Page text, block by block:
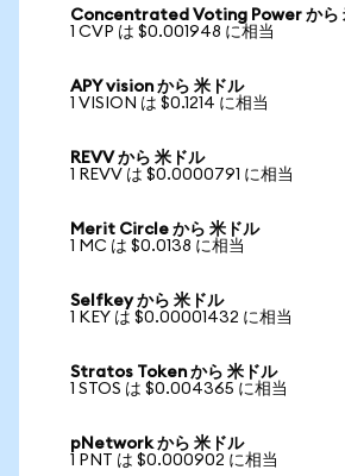
Concentrated Voting Power から
1 CVP は $0.001948 に相当
APY vision から 米ドル
1 VISION は $0.1214 に相当
REVV から 米ドル
1 REVV は $0.0000791 に相当
Merit Circle から 米ドル
1 MC は $0.0138 に相当
Selfkey から 米ドル
1 KEY は $0.00001432 に相当
Stratos Token から 米ドル
1 STOS は $0.004365 に相当
pNetwork から 米ドル
1 PNT は $0.000902 に相当